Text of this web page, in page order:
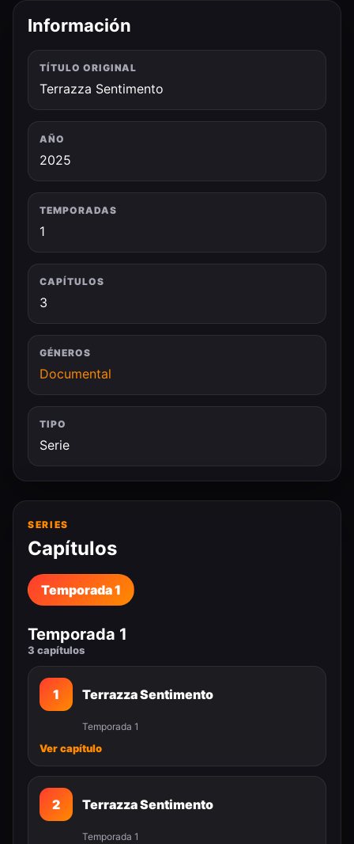
Información
TÍTULO ORIGINAL
Terrazza Sentimento
AÑO
2025
TEMPORADAS
1
CAPÍTULOS
3
GÉNEROS
Documental
TIPO
Serie
SERIES
Capítulos
Temporada 1
Temporada 1
3 capítulos
1 Terrazza Sentimento
Temporada 1
Ver capítulo
2 Terrazza Sentimento
Temporada 1